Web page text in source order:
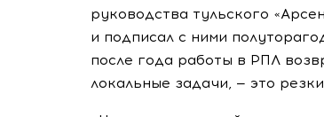
руководства тульского
и подписал с ними
после года работы в РПЛ
локальные задачи, — это